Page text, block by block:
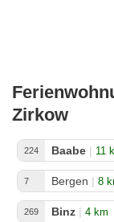
Zirkow
224 Baabe | 11
7 Bergen | 8
269 Binz | 4 km